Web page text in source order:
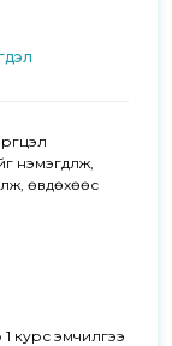
нэмэгдүүлж,
өвдөхөөс
курс эмчилгээ